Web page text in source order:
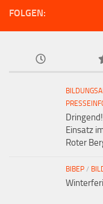
FOLGEN:
Einsatz
Roter
BIBEP /